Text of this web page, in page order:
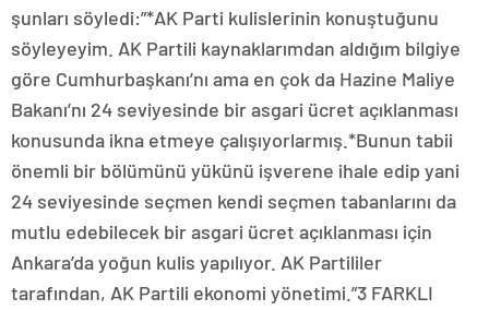
şunları söyledi:”*AK Parti kulislerinin konuştuğunu
söyleyeyim. AK Partili kaynaklarımdan aldığım bilgiye
göre Cumhurbaşkanı’nı ama en çok da Hazine Maliye
Bakanı’nı 24 seviyesinde bir asgari ücret açıklanması
konusunda ikna etmeye çalışıyorlarmış.*Bunun tabii
önemli bir bölümünü yükünü işverene ihale edip yani
24 seviyesinde seçmen kendi seçmen tabanlarını da
mutlu edebilecek bir asgari ücret açıklanması için
Ankara’da yoğun kulis yapılıyor. AK Partililer
tarafından, AK Partili ekonomi yönetimi.”3 FARKLI